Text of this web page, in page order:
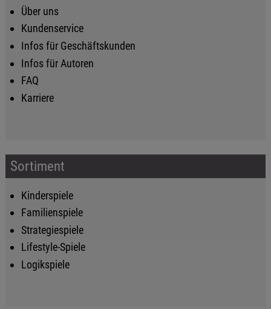
Über uns
Kundenservice
Infos für Geschäftskunden
Infos für Autoren
FAQ
Karriere
Sortiment
Kinderspiele
Familienspiele
Strategiespiele
Lifestyle-Spiele
Logikspiele